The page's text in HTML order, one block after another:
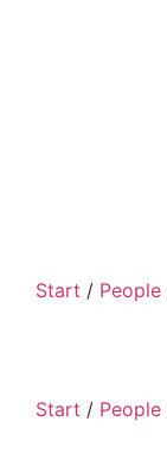
Start / People
Start / People